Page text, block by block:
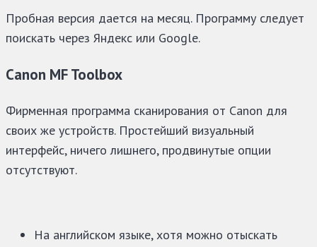
Пробная версия дается на месяц. Программу следует
поискать через Яндекс или Google.
Canon MF Toolbox
Фирменная программа сканирования от Canon для
своих же устройств. Простейший визуальный
интерфейс, ничего лишнего, продвинутые опции
отсутствуют.
На английском языке, хотя можно отыскать